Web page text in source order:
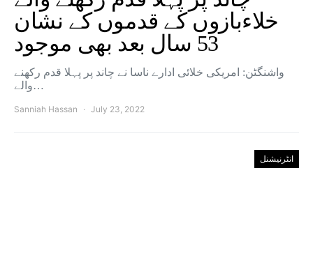
خلاءبازوں کے قدموں کے نشان
53 سال بعد بھی موجود
واشنگٹن: امریکی خلائی ادارے ناسا نے چاند پر پہلا قدم رکھنے
والے…
Sanniah Hassan July 23, 2022
انٹرنیشنل